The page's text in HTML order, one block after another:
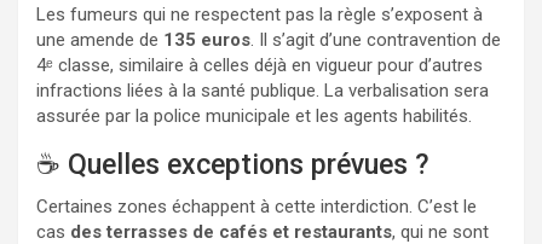
Les fumeurs qui ne respectent pas la règle s’exposent à
une amende de 135 euros. Il s’agit d’une contravention de
4ᵉ classe, similaire à celles déjà en vigueur pour d’autres
infractions liées à la santé publique. La verbalisation sera
assurée par la police municipale et les agents habilités.
☕ Quelles exceptions prévues ?
Certaines zones échappent à cette interdiction. C’est le
cas des terrasses de cafés et restaurants, qui ne sont